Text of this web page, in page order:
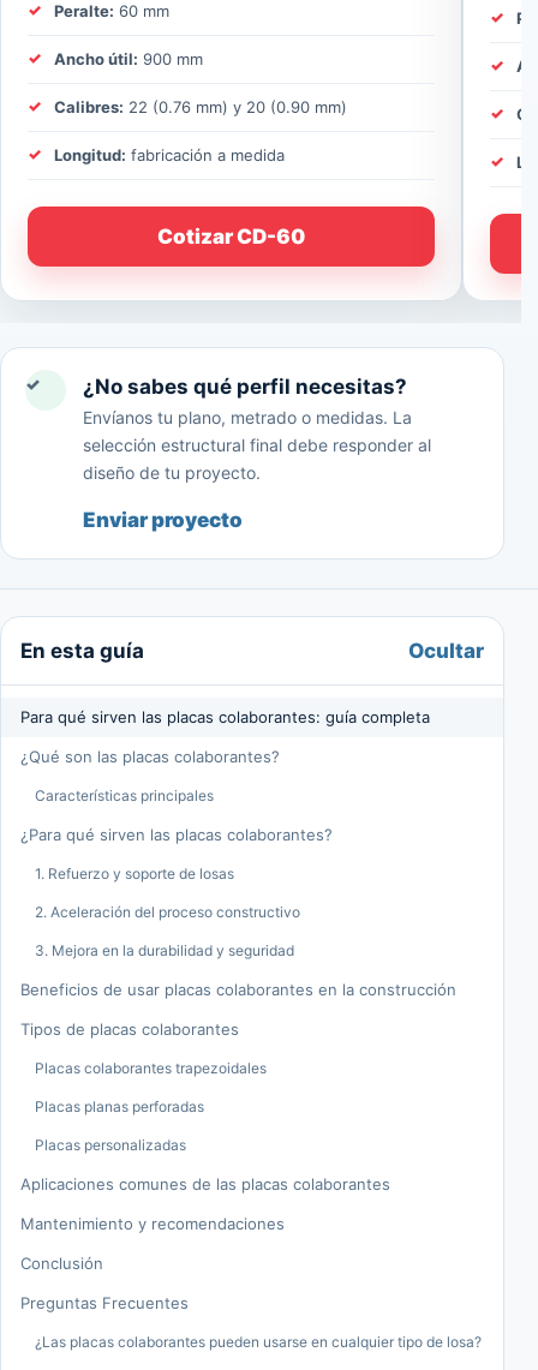
Peralte: 60 mm
Ancho útil: 900 mm
Calibres: 22 (0.76 mm) y 20 (0.90 mm)
Longitud: fabricación a medida
Cotizar CD-60
✓ ¿No sabes qué perfil necesitas?
Envíanos tu plano, metrado o medidas. La
selección estructural final debe responder al
diseño de tu proyecto.
Enviar proyecto
En esta guía Ocultar
Para qué sirven las placas colaborantes: guía completa
¿Qué son las placas colaborantes?
Características principales
¿Para qué sirven las placas colaborantes?
1. Refuerzo y soporte de losas
2. Aceleración del proceso constructivo
3. Mejora en la durabilidad y seguridad
Beneficios de usar placas colaborantes en la construcción
Tipos de placas colaborantes
Placas colaborantes trapezoidales
Placas planas perforadas
Placas personalizadas
Aplicaciones comunes de las placas colaborantes
Mantenimiento y recomendaciones
Conclusión
Preguntas Frecuentes
¿Las placas colaborantes pueden usarse en cualquier tipo de losa?